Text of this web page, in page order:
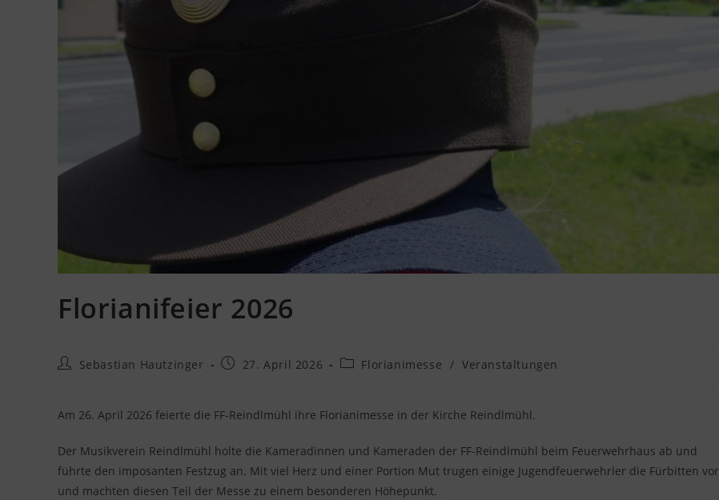
Florianifeier 2026
Beitrags-
Sebastian Hautzinger
Beitrag27. April 2026
Beitrags-
Florianimesse / Veranstaltungen
Am 26. April 2026 feierte die FF-Reindlmühl ihre Florianimesse in der Kirche Reindlmühl.
Der Musikverein Reindlmühl holte die Kameradinnen und Kameraden der FF-Reindlmühl beim Feuerwehrhaus ab und
führte den imposanten Festzug an. Mit viel Herz und einer Portion Mut trugen einige Jugendfeuerwehrler die Fürbitten vor
und machten diesen Teil der Messe zu einem besonderen Höhepunkt.